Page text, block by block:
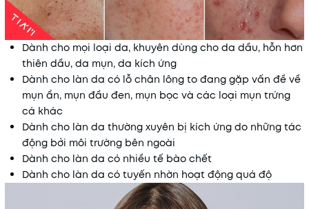
Dành cho mọi loại da, khuyên dùng cho da dầu, hỗn hơn
thiên dầu, da mụn, da kích ứng
Dành cho làn da có lỗ chân lông to đang gặp vấn đề về
mụn ẩn, mụn đầu đen, mụn bọc và các loại mụn trứng
cá khác
Dành cho làn da thường xuyên bị kích ứng do những tác
động bởi môi trường bên ngoài
Dành cho làn da có nhiều tế bào chết
Dành cho làn da có tuyến nhờn hoạt động quá độ